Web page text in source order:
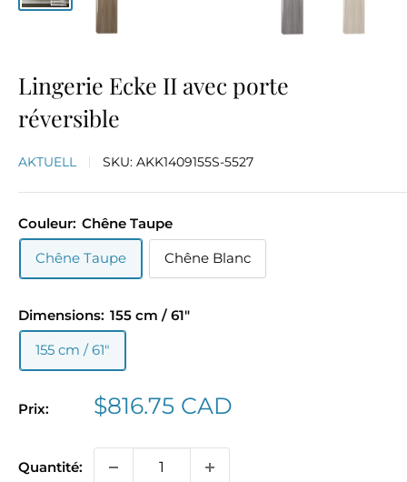
Lingerie Ecke II avec porte
réversible
AKTUELL SKU: AKK1409155S-5527
Couleur: Chêne Taupe
Chêne Taupe
Chêne Blanc
Dimensions: 155 cm / 61"
155 cm / 61"
Prix:
Prix
$816.75 CAD
Quantité: